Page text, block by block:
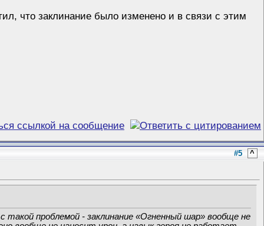
что заклинание было изменено и в связи с этим
#5 ^
проблемой - заклинание «Огненный шар» вообще не